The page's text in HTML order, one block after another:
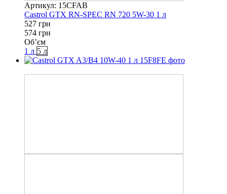
Артикул: 15CFAB
Castrol GTX RN-SPEC RN 720 5W-30 1 л
527 грн
574 грн
Об’єм
1 л 5 л